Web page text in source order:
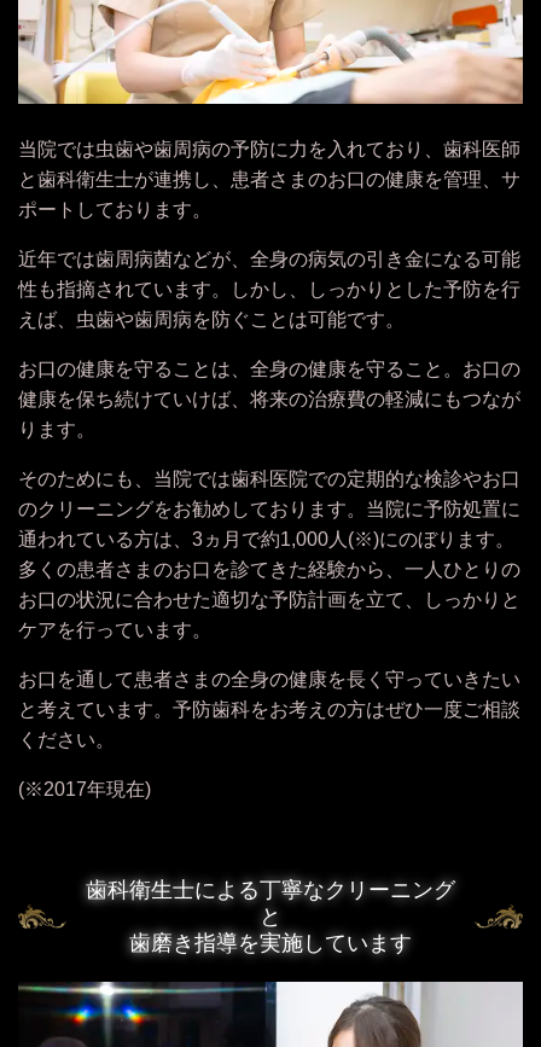
当院では虫歯や歯周病の予防に力を入れており、歯科医師
と歯科衛生士が連携し、患者さまのお口の健康を管理、サ
ポートしております。
近年では歯周病菌などが、全身の病気の引き金になる可能
性も指摘されています。しかし、
しっかりとした予防を行
えば、虫歯や歯周病を防ぐことは可能です。
お口の健康を守ることは、全身の健康を守ること。 お口の
健康を保ち続けていけば、 将来の治療費の軽減にもつなが
ります。
そのためにも、当院では歯科医院での定期的な検診やお口
のクリーニングをお勧めしております。当院に予防処置に
通われている方は、3ヵ月で約1,000人 (※)にのぼります。
多くの患者さまのお口を診てきた経験から、一人ひとりの
お口の状況に合わせた適切な予防計画を立て、しっかりと
ケアを行っています。
お口を通して患者さまの全身の健康を長く守っていきたい
と考えています。予防歯科をお考えの方はぜひ一度ご相談
ください。
(※2017年現在)
歯科衛生士による丁寧なクリーニング
と
歯磨き指導を実施しています